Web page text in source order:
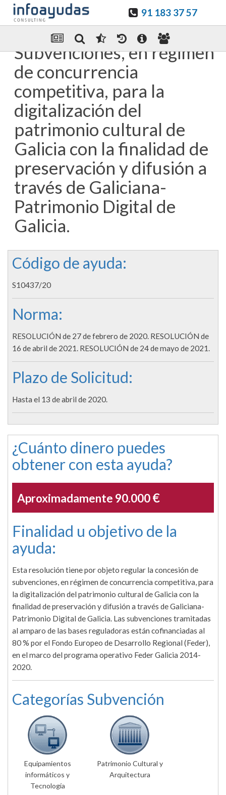
91 183 37 57
Enviar Por email
Subvenciones, en régimen
de concurrencia
competitiva, para la
digitalización del
patrimonio cultural de
Galicia con la finalidad de
preservación y difusión a
través de Galiciana-
Patrimonio Digital de
Galicia.
Código de ayuda:
S10437/20
Norma:
RESOLUCIÓN de 27 de febrero de 2020. RESOLUCIÓN de
16 de abril de 2021. RESOLUCIÓN de 24 de mayo de 2021.
Plazo de Solicitud:
Hasta el 13 de abril de 2020.
¿Cuánto dinero puedes
obtener con esta ayuda?
Aproximadamente 90.000€
Finalidad u objetivo de la
ayuda:
Esta resolución tiene por objeto regular la concesión de
subvenciones, en régimen de concurrencia competitiva, para
la digitalización del patrimonio cultural de Galicia con la
finalidad de preservación y difusión a través de Galiciana-
Patrimonio Digital de Galicia. Las subvenciones tramitadas
al amparo de las bases reguladoras están cofinanciadas al
80 % por el Fondo Europeo de Desarrollo Regional (Feder),
en el marco del programa operativo Feder Galicia 2014-
2020.
Categorías Subvención
Equipamientos
informáticos y
Tecnología
Patrimonio Cultural y
Arquitectura